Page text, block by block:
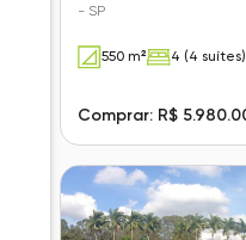
- SP
550 m² 4 (4 suítes)
Comprar: R$